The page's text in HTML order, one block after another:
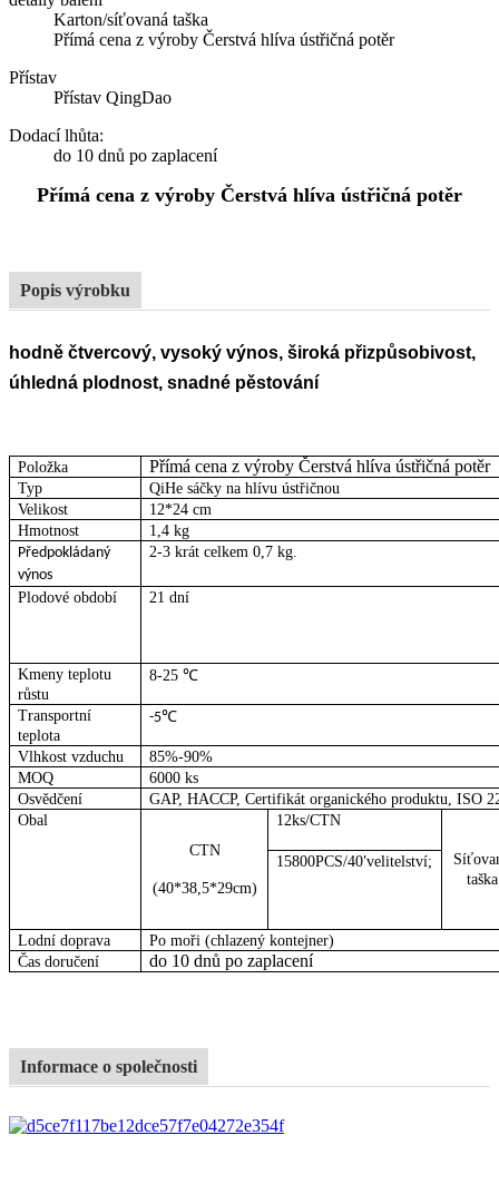
Karton/síťovaná taška
Přímá cena z výroby Čerstvá hlíva ústřičná potěr
Přístav
Přístav QingDao
Dodací lhůta:
do 10 dnů po zaplacení
Přímá cena z výroby Čerstvá hlíva ústřičná potěr
Popis výrobku
hodně čtvercový, vysoký výnos, široká přizpůsobivost,
úhledná plodnost, snadné pěstování
Položka Přímá cena z výroby Čerstvá hlíva ústřičná potěr
Typ
QiHe sáčky na hlívu ústřičnou
Velikost
12*24 cm
Hmotnost
1,4 kg
Předpokládaný
výnos
2-3 krát celkem 0,7 kg.
Plodové období 21 dní
Kmeny teplotu
růstu
8-25 ℃
Transportní
teplota
-5℃
Vlhkost vzduchu
85%-90%
MOQ
6000 ks
Osvědčení
GAP, HACCP, Certifikát organického produktu, ISO
Obal
CTN
(40*38,5*29cm)
12ks/CTN
taška
15800PCS/40'velitelství;
Lodní doprava
Po moři (chlazený kontejner)
Čas doručení
do 10 dnů po zaplacení
Informace o společnosti